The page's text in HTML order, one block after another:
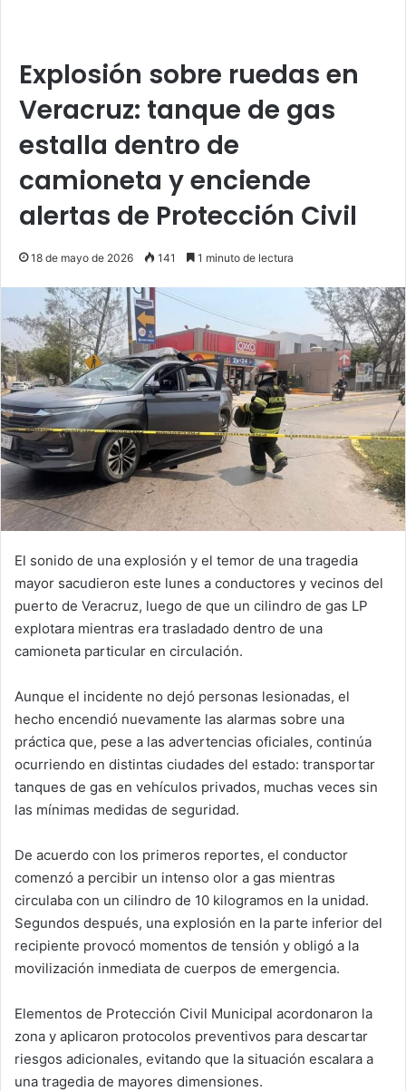
Explosión sobre ruedas en
Veracruz: tanque de gas
estalla dentro de
camioneta y enciende
alertas de Protección Civil
18 de mayo de 2026 141 1 minuto de lectura
El sonido de una explosión y el temor de una tragedia
mayor sacudieron este lunes a conductores y vecinos del
puerto de Veracruz, luego de que un cilindro de gas LP
explotara mientras era trasladado dentro de una
camioneta particular en circulación.
Aunque el incidente no dejó personas lesionadas, el
hecho encendió nuevamente las alarmas sobre una
práctica que, pese a las advertencias oficiales, continúa
ocurriendo en distintas ciudades del estado: transportar
tanques de gas en vehículos privados, muchas veces sin
las mínimas medidas de seguridad.
De acuerdo con los primeros reportes, el conductor
comenzó a percibir un intenso olor a gas mientras
circulaba con un cilindro de 10 kilogramos en la unidad.
Segundos después, una explosión en la parte inferior del
recipiente provocó momentos de tensión y obligó a la
movilización inmediata de cuerpos de emergencia.
Elementos de Protección Civil Municipal acordonaron la
zona y aplicaron protocolos preventivos para descartar
riesgos adicionales, evitando que la situación escalara a
una tragedia de mayores dimensiones.